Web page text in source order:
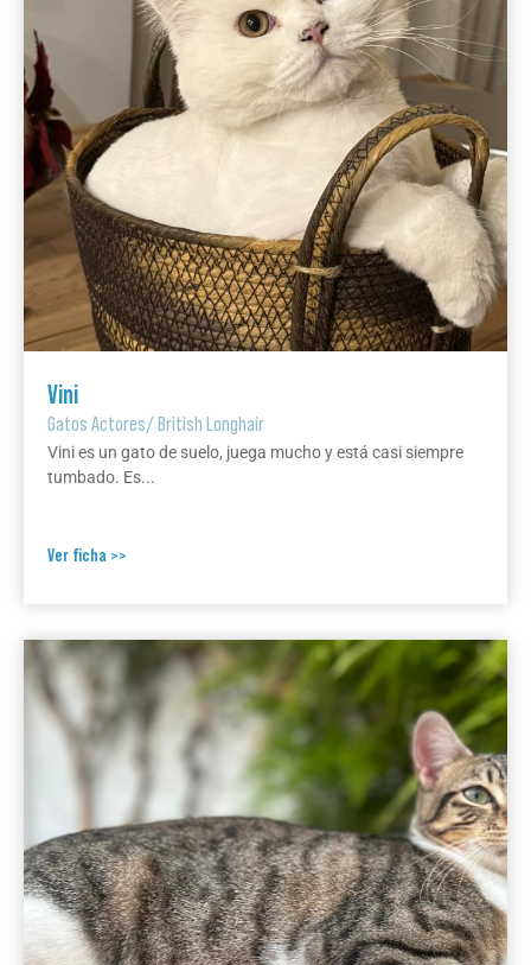
Vini
Gatos Actores/British Longhair
Vini es un gato de suelo, juega mucho y está casi siempre
tumbado. Es...
Ver ficha >>